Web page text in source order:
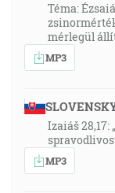
Téma:
mérlegül
MP3
Izaiáš
MP3